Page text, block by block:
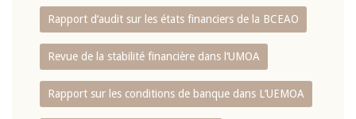
Rapport d‘audit sur les états financiers de la BCEAO
Revue de la stabilité financière dans l‘UMOA
Rapport sur les conditions de banque dans L‘UEMOA